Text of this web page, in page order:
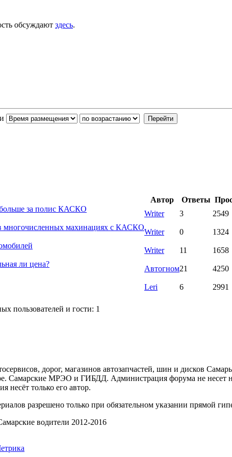
обсуждают здесь.
Автор Ответы
больше за полис КАСКО
Writer 3 2549
в многочисленных махинациях с КАСКО
Writer 0 1324
Writer 11 1658
ли цена?
Автогном21 4250
Leri 6 2991
пользователей и гости: 1
дорог, магазинов автозапчастей, шин и дисков
МРЭО и ГИБДД. Администрация форума не несет
несёт только его автор.
разрешено только при обязательном указании прямой
водители 2012-2016